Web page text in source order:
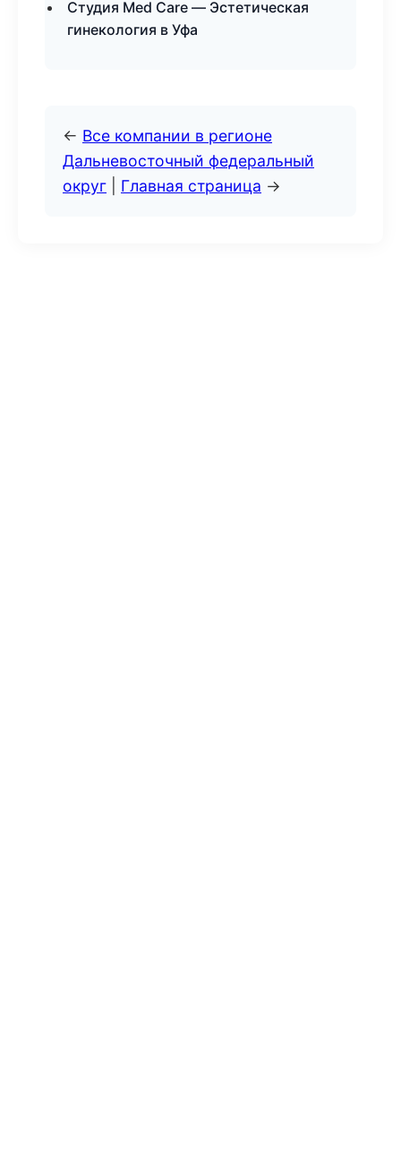
Студия Med Care — Эстетическая
гинекология в Уфа
← Все компании в регионе
Дальневосточный федеральный
округ
Главная страница →